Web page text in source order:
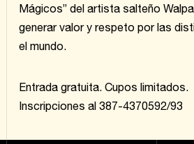
Mágicos” del artista salteño
generar valor y respeto por las
el mundo.
Entrada gratuita. Cupos limitados.
Inscripciones al 387-4370592/93